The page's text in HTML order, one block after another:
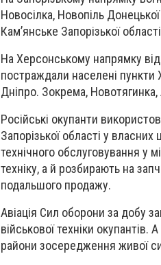
Новосілка, Новопіль
Кам’янське Запорізької
На Херсонському напрямку від
постраждали населені пункти
Дніпро. Зокрема, Новотягинка,
Російські окупанти
Запорізької області у
технічного обслуговування у
техніку, а й розбирають на
подальшого продажу.
Авіація Сил оборони за добу
військової техніки окупантів.
райони зосередження живої